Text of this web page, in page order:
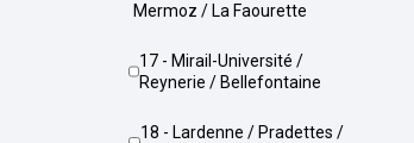
Mermoz / La Faourette
17 - Mirail-Université /
Reynerie / Bellefontaine
18 - Lardenne / Pradettes /